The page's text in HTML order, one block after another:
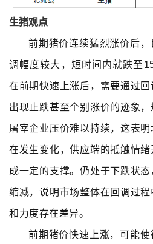
生猪观点
前期猪价连续猛烈涨价后
调幅度较大，短时间内就跌至
在前期快速上涨后，需要通过
出现止跌甚至个别涨价的迹象，
屠宰企业压价难以持续，这表
在发生变化，供应端的抵触情
成一定的支撑。仍处于下跌状
缩减，说明市场整体在回调过
和力度存在差异。
前期猪价快速上涨，可能